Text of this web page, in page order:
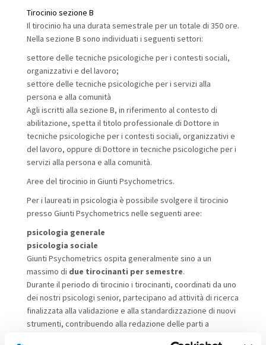
Tirocinio sezione B
Il tirocinio ha una durata semestrale per un totale di 350 ore.
Nella sezione B sono individuati i seguenti settori:
settore delle tecniche psicologiche per i contesti sociali,
organizzativi e del lavoro;
settore delle tecniche psicologiche per i servizi alla
persona e alla comunità
Agli iscritti alla sezione B, in riferimento al contesto di
abilitazione, spetta il titolo professionale di Dottore in
tecniche psicologiche per i contesti sociali, organizzativi e
del lavoro, oppure di Dottore in tecniche psicologiche per i
servizi alla persona e alla comunità.
Aree del tirocinio in Giunti Psychometrics.
Per i laureati in psicologia è possibile svolgere il tirocinio
presso Giunti Psychometrics nelle seguenti aree:
psicologia generale
psicologia sociale
Giunti Psychometrics ospita generalmente sino a un
massimo di due tirocinanti per semestre.
Durante il periodo di tirocinio i tirocinanti, coordinati da uno
dei nostri psicologi senior, partecipano ad attività di ricerca
finalizzata alla validazione e alla standardizzazione di nuovi
strumenti, contribuendo alla redazione delle parti a